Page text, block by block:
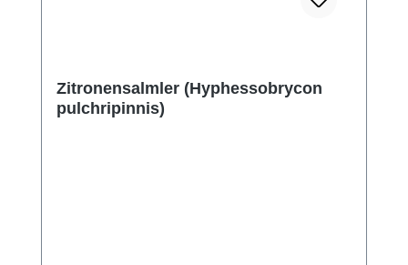
Zitronensalmler (Hyphessobrycon
pulchripinnis)